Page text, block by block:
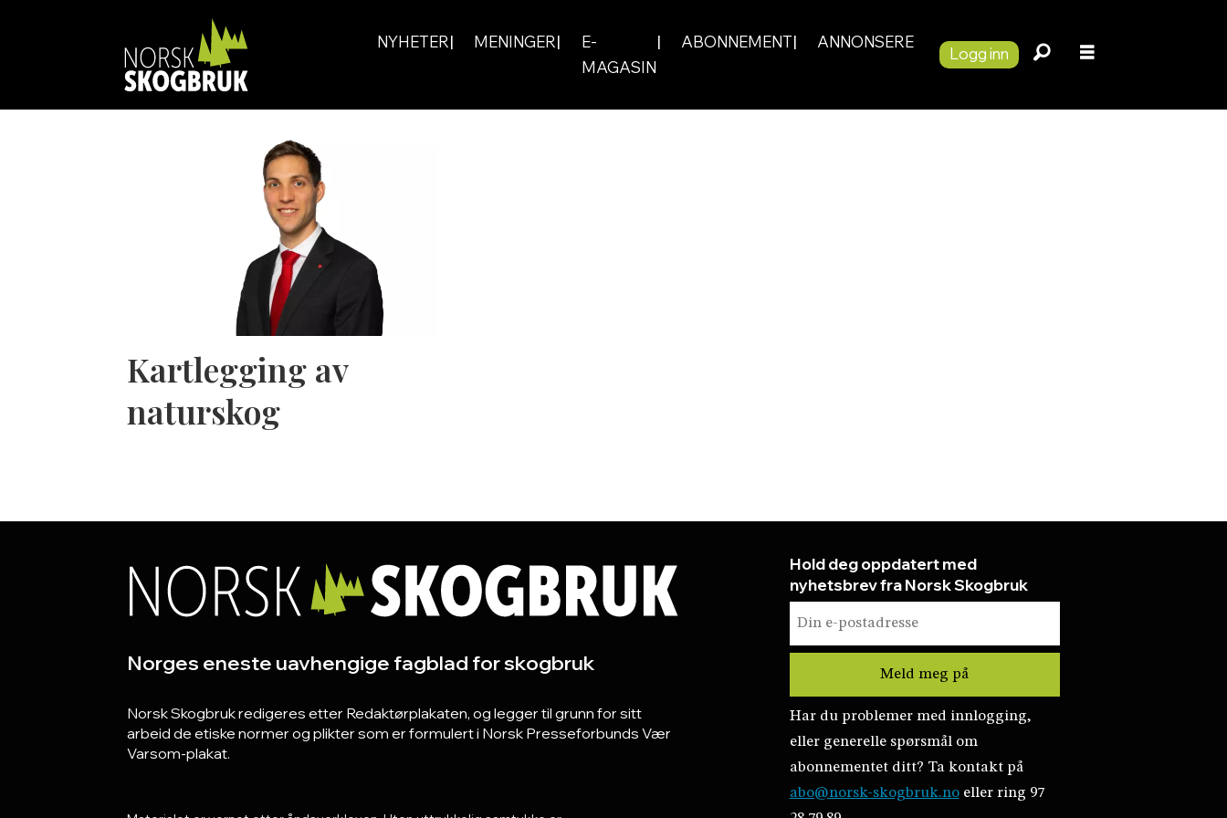
NYHETER MENINGER
E-
MAGASIN
ABONNEMENT ANNONSERE
Logg inn
Kartlegging av
naturskog
Norges eneste uavhengige fagblad for skogbruk
Norsk Skogbruk redigeres etter Redaktørplakaten, og legger til grunn for sitt
arbeid de etiske normer og plikter som er formulert i Norsk Presseforbunds Vær
Varsom-plakat.
Hold deg oppdatert med
nyhetsbrev fra Norsk Skogbruk
Har du problemer med innlogging,
eller generelle spørsmål om
abonnementet ditt? Ta kontakt på
abo@norsk-skogbruk.noeller ring 97